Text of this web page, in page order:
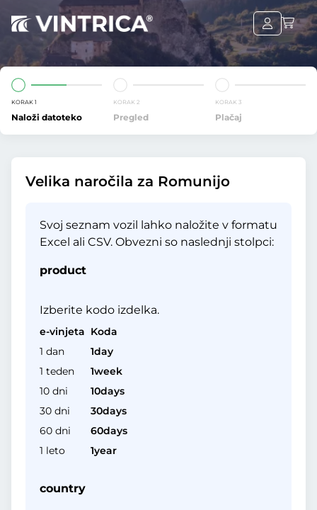
KORAK 1
Naloži datoteko
KORAK 2
Pregled
KORAK 3
Plačaj
Velika naročila za Romunijo
Svoj seznam vozil lahko naložite v formatu
Excel ali CSV. Obvezni so naslednji stolpci:
product
Izberite kodo izdelka.
e-vinjeta Koda
1 dan
1day
1 teden
1week
10 dni
10days
30 dni
30days
60 dni
60days
1 leto
1year
country